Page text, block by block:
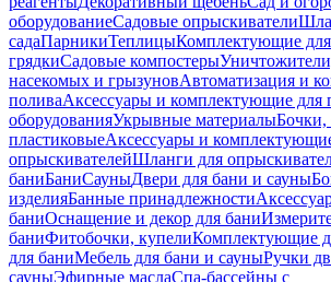
оборудованиеСадовые опрыскиватели
садаПарникиТеплицыКомплектующие
грядкиСадовые компостеры
насекомых и грызуновАвтоматизация и
поливаАксессуары и комплектующие для
оборудованияУкрывные материалыБочки,
пластиковыеАксессуары и
опрыскивателейШланги для
баниБаниСауныДвери для бани и сауны
изделияБанные принадлежности
баниОснащение и декор для бани
баниФитобочки, купелиКомплектующие
для баниМебель для бани и сауныРучки
сауныЭфирные маслаСпа-бассейны с